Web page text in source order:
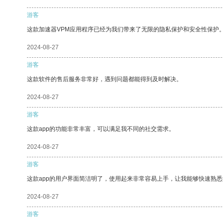
游客
这款加速器VPM应用程序已经为我们带来了无限的隐私保护和安全性保护。
2024-08-27
游客
这款软件的售后服务非常好，遇到问题都能得到及时解决。
2024-08-27
游客
这款app的功能非常丰富，可以满足我不同的社交需求。
2024-08-27
游客
这款app的用户界面简洁明了，使用起来非常容易上手，让我能够快速熟悉
2024-08-27
游客